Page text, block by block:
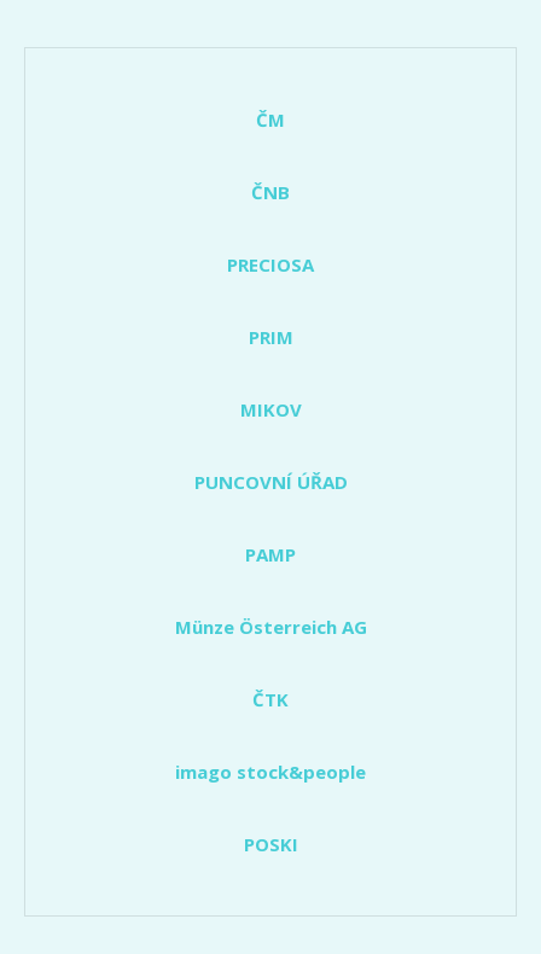
ČM
ČNB
PRECIOSA
PRIM
MIKOV
PUNCOVNÍ ÚŘAD
PAMP
Münze Österreich AG
ČTK
imago stock&people
POSKI